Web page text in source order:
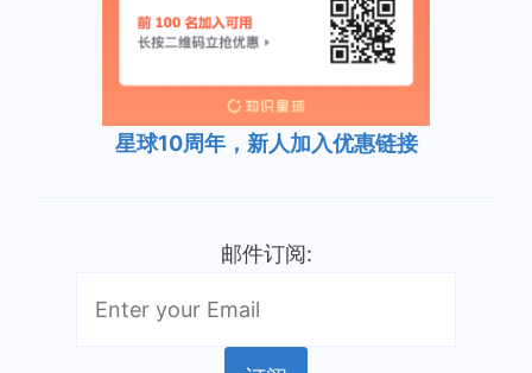
星球10周年，新人加入优惠链接
邮件订阅: